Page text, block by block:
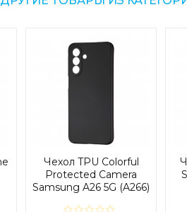
Чехол TPU Colorful
Protected Camera
Samsung A26 5G (A266)